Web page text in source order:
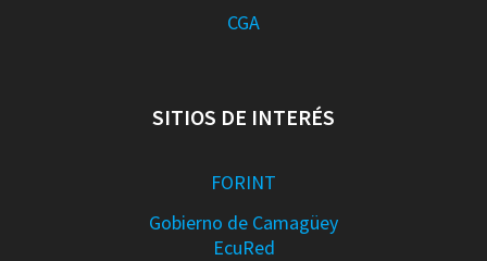
CGA
SITIOS DE INTERÉS
FORINT
Gobierno de Camagüey
EcuRed